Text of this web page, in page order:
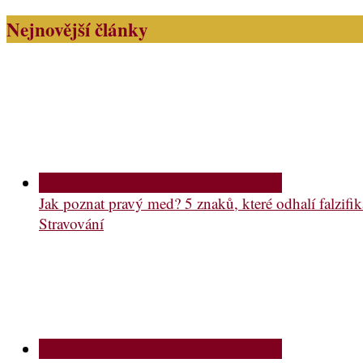
Nejnovější články
Jak poznat pravý med? 5 znaků, které odhalí
Stravování